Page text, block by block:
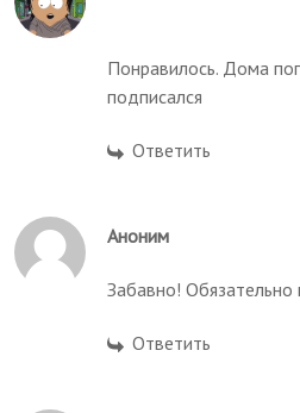
Понравилось. Дома
подписался
Ответить
Аноним
Забавно!
Ответить